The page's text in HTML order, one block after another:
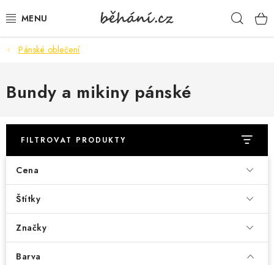
na
BOTY PÁNSKÉ
BOTY DÁMSKÉ
DÁRKOVÉ POUKAZY
VELIKOSTNÍ TABULKY
Pánské oblečení
Bundy a mikiny pánské
FILTROVAT PRODUKTY
Cena
Štítky
Značky
Barva